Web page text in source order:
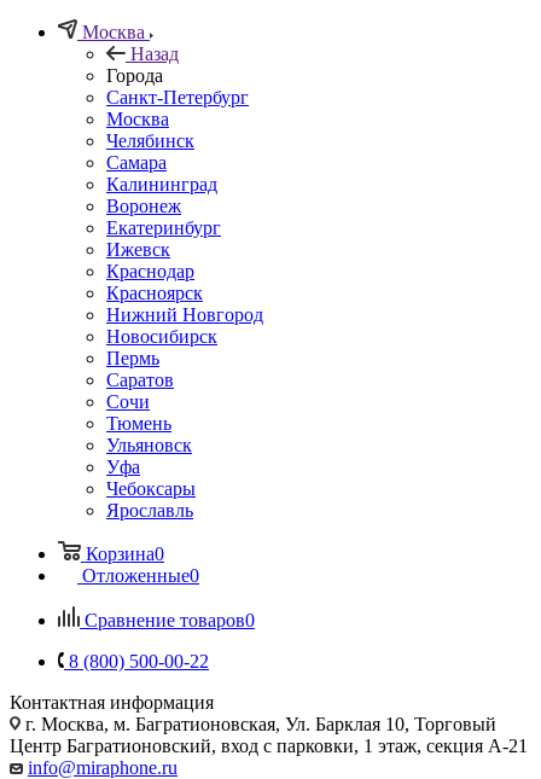
Москва
Назад
Города
Санкт-Петербург
Москва
Челябинск
Самара
Калининград
Воронеж
Екатеринбург
Ижевск
Краснодар
Красноярск
Нижний Новгород
Новосибирск
Пермь
Саратов
Сочи
Тюмень
Ульяновск
Уфа
Чебоксары
Ярославль
Корзина0
Отложенные0
Сравнение товаров0
8 (800) 500-00-22
Контактная информация
г. Москва, м. Багратионовская, Ул. Барклая 10, Торговый
Центр Багратионовский, вход с парковки, 1 этаж, секция А-21
info@miraphone.ru